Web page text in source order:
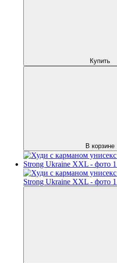
Купить
В корзине